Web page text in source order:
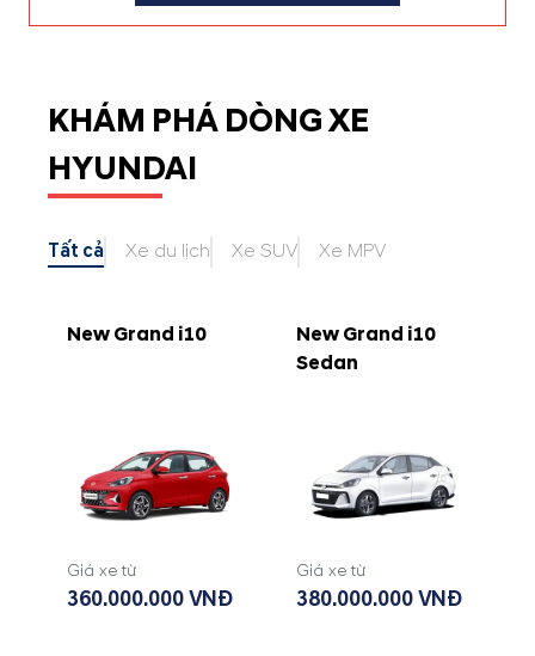
KHÁM PHÁ DÒNG XE
HYUNDAI
Tất cả Xe du lịch Xe SUV Xe MPV
New Grand i10
Giá xe từ
360.000.000 VNĐ
New Grand i10
Sedan
Giá xe từ
380.000.000 VNĐ